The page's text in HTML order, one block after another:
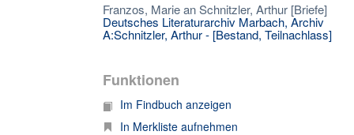
Franzos, Marie an Schnitzler, Arthur [Briefe]
Deutsches Literaturarchiv Marbach, Archiv
A:Schnitzler, Arthur - [Bestand, Teilnachlass]
Funktionen
Im Findbuch anzeigen
In Merkliste aufnehmen